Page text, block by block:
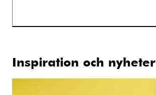
Inspiration och nyheter